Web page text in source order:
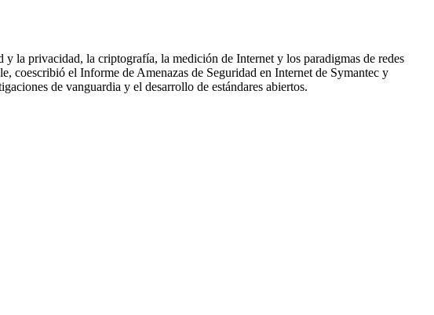
la privacidad, la criptografía, la medición de Internet y los paradigmas de redes
coescribió el Informe de Amenazas de Seguridad en Internet de Symantec y
de vanguardia y el desarrollo de estándares abiertos.